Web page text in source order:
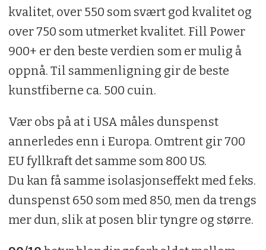
kvalitet, over 550 som svært god kvalitet og
over 750 som utmerket kvalitet. Fill Power
900+ er den beste verdien som er mulig å
oppnå. Til sammenligning gir de beste
kunstfiberne ca. 500 cuin.
Vær obs på at i USA måles dunspenst
annerledes enn i Europa. Omtrent gir 700
EU fyllkraft det samme som 800 US.
Du kan få samme isolasjonseffekt med f.eks.
dunspenst 650 som med 850, men da trengs
mer dun, slik at posen blir tyngre og større.